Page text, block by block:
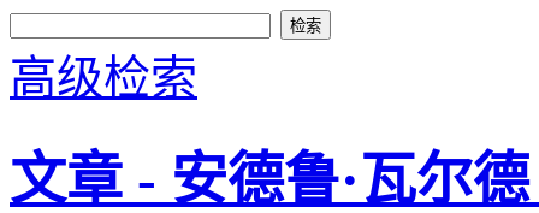
高级检索
文章 - 安德鲁·瓦尔